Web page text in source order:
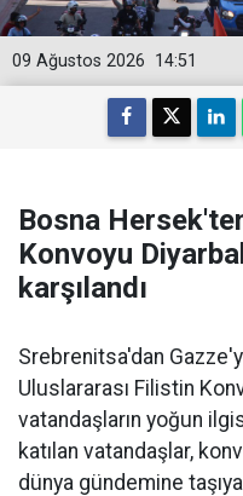
14:51
09 Ağustos 2026
Bosna
Konvoyu
karşılandı
Srebrenitsa'dan
Uluslararası Filistin
vatandaşların yoğun
katılan vatandaşlar,
dünya gündemine